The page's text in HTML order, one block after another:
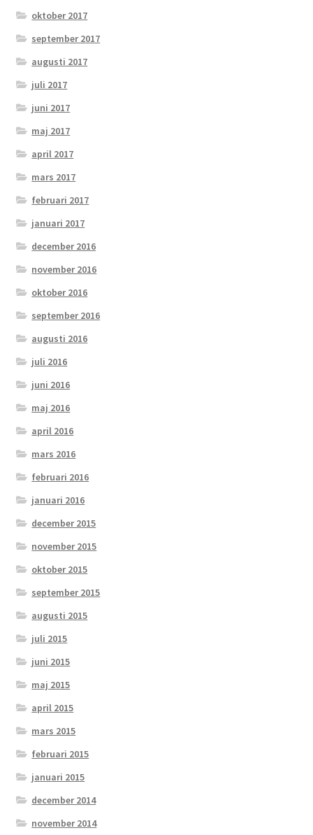
oktober 2017
september 2017
augusti 2017
juli 2017
juni 2017
maj 2017
april 2017
mars 2017
februari 2017
januari 2017
december 2016
november 2016
oktober 2016
september 2016
augusti 2016
juli 2016
juni 2016
maj 2016
april 2016
mars 2016
februari 2016
januari 2016
december 2015
november 2015
oktober 2015
september 2015
augusti 2015
juli 2015
juni 2015
maj 2015
april 2015
mars 2015
februari 2015
januari 2015
december 2014
november 2014